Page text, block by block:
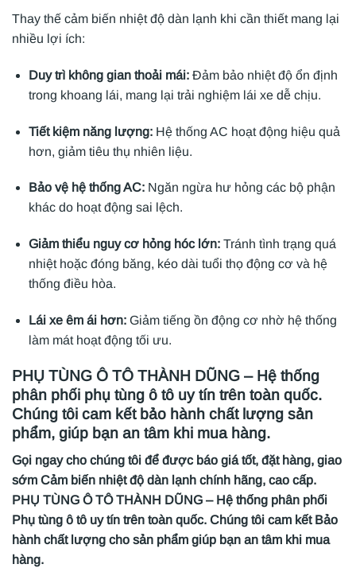
Thay thế cảm biến nhiệt độ dàn lạnh khi cần thiết mang lại
nhiều lợi ích:
Duy trì không gian thoải mái:Đảm bảo nhiệt độ ổn định
trong khoang lái, mang lại trải nghiệm lái xe dễ chịu.
Tiết kiệm năng lượng: Hệ thống AC hoạt động hiệu quả
hơn, giảm tiêu thụ nhiên liệu.
Bảo vệ hệ thống AC: Ngăn ngừa hư hỏng các bộ phận
khác do hoạt động sai lệch.
Giảm thiểu nguy cơ hỏng hóc lớn: Tránh tình trạng quá
nhiệt hoặc đóng băng, kéo dài tuổi thọ động cơ và hệ
thống điều hòa.
Lái xe êm ái hơn:Giảm tiếng ồn động cơ nhờ hệ thống
làm mát hoạt động tối ưu.
PHỤ TÙNG Ô TÔ THÀNH DŨNG – Hệ thống
phân phối phụ tùng ô tô uy tín trên toàn quốc.
Chúng tôi cam kết bảo hành chất lượng sản
phẩm, giúp bạn an tâm khi mua hàng.
Gọi ngay cho chúng tôi để được báo giá tốt, đặt hàng, giao
sớm Cảm biến nhiệt độ dàn lạnh chính hãng, cao cấp.
PHỤ TÙNG Ô TÔ THÀNH DŨNG – Hệ thống phân phối
Phụ tùng ô tô uy tín trên toàn quốc. Chúng tôi cam kết Bảo
hành chất lượng cho sản phẩm giúp bạn an tâm khi mua
hàng.